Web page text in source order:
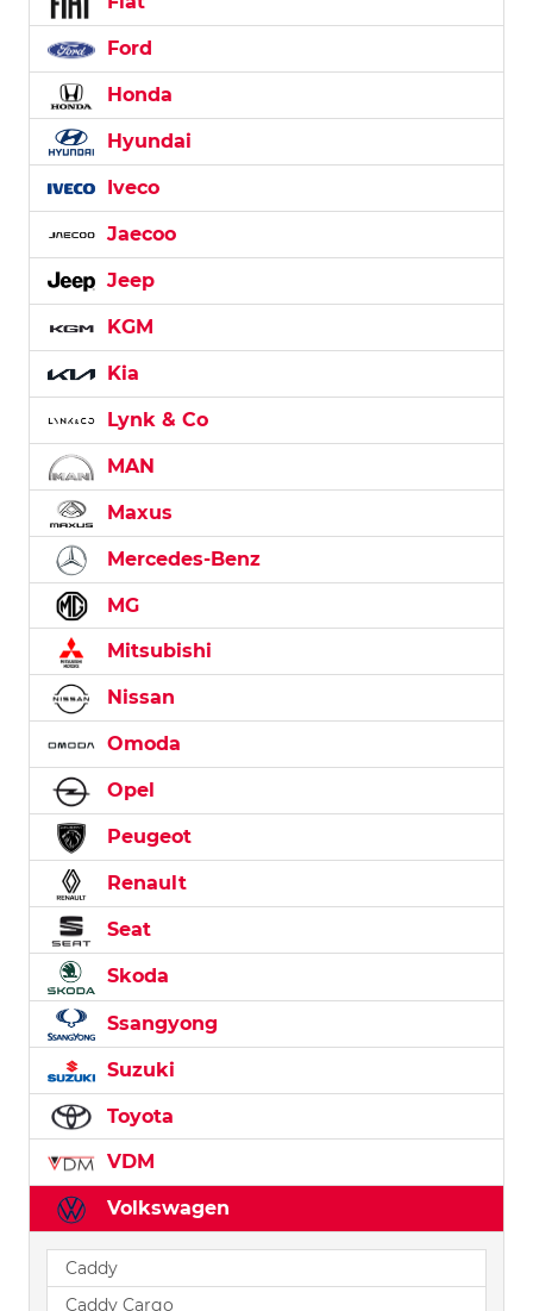
Ford
Honda
Hyundai
Iveco
Jaecoo
Jeep
KGM
Kia
Lynk & Co
MAN
Maxus
Mercedes-Benz
MG
Mitsubishi
Nissan
Omoda
Opel
Peugeot
Renault
Seat
Skoda
Ssangyong
Suzuki
Toyota
VDM
Volkswagen
Caddy
Caddy Cargo